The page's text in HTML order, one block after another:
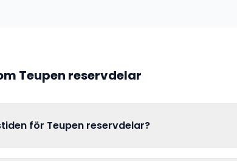
Teupen reservdelar
för Teupen reservdelar?